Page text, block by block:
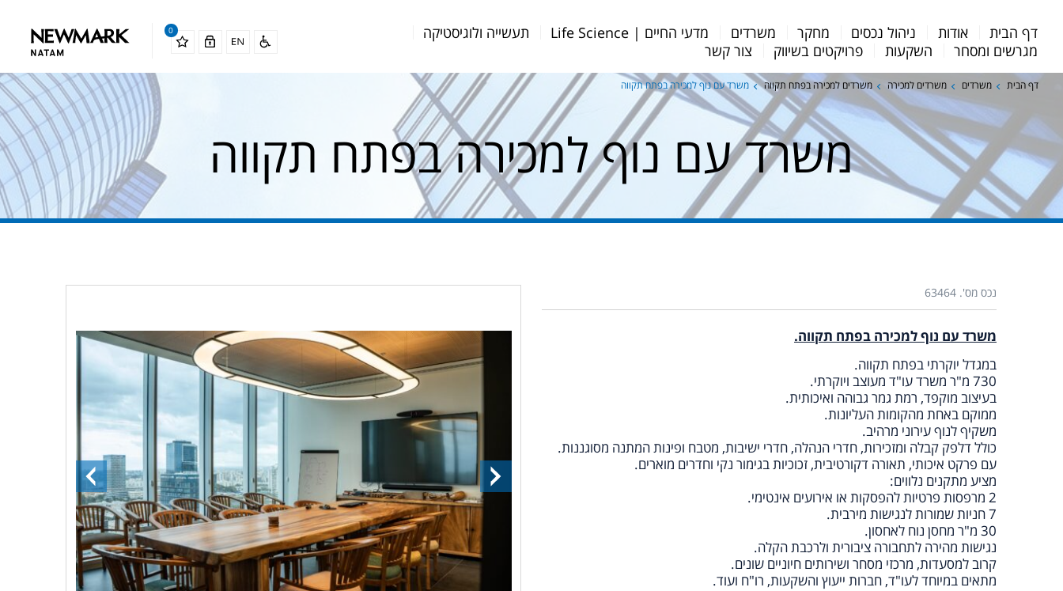
Menu
Bar
דף הבית אודות ניהול נכסים מחקר משרדים מדעי החיים | Life Science
תעשייה ולוגיסטיקה
מגרשים ומסחר
השקעות פרויקטים בשיווק צור קשר
0
דף הבית משרדים משרדים למכירה משרדים למכירה בפתח תקווה משרד עם נוף למכירה בפתח תקווה
משרד עם נוף למכירה בפתח תקווה
נכס מס'. 63464
משרד עם נוף למכירה בפתח תקווה.
במגדל יוקרתי בפתח תקווה.
730 מ"ר משרד עו"ד מעוצב ויוקרתי.
בעיצוב מוקפד, רמת גמר גבוהה ואיכותית.
ממוקם באחת מהקומות העליונות.
משקיף לנוף עירוני מרהיב.
כולל דלפק קבלה ומזכירות, חדרי הנהלה, חדרי ישיבות, מטבח ופינות המתנה מסוגננות.
עם פרקט איכותי, תאורה דקורטיבית, זכוכיות בגימור נקי וחדרים מוארים.
מציע מתקנים נלווים:
2 מרפסות פרטיות להפסקות או אירועים אינטימי.
7 חניות שמורות לנגישות מירבית.
30 מ"ר מחסן נוח לאחסון.
נגישות מהירה לתחבורה ציבורית ולרכבת הקלה.
קרוב למסעדות, מרכזי מסחר ושירותים חיוניים שונים.
מתאים במיוחד לעו"ד, חברות ייעוץ והשקעות, רו"ח ועוד.